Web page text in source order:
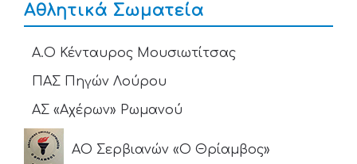
Αθλητικά Σωματεία
Α.Ο Κένταυρος Μουσιωτίτσας
ΠΑΣ Πηγών Λούρου
ΑΣ «Αχέρων» Ρωμανού
ΑΟ Σερβιανών «Ο Θρίαμβος»